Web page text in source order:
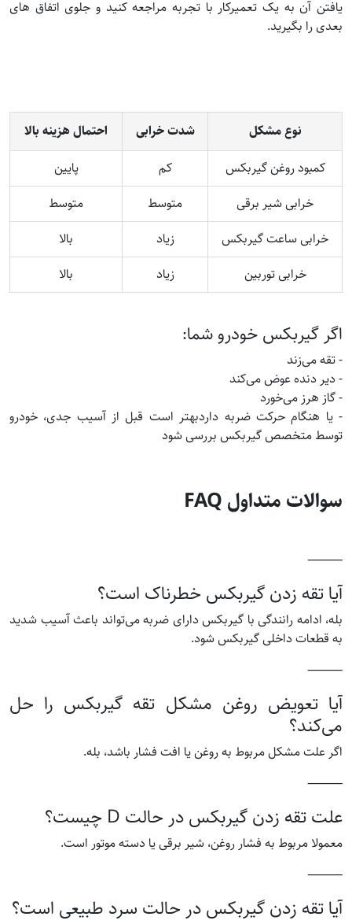
یافتن آن به یک تعمیرکار با تجربه مراجعه کنید و جلوی اتفاق های
بعدی را بگیرید.
نوع مشکل شدت خرابی
احتمال هزینه بالا
کمبود روغن گیربکس
کم
پایین
خرابی شیر برقی
متوسط
متوسط
خرابی ساعت گیربکس
زیاد
بالا
خرابی توربین
زیاد بالا
اگر گیربکس خودرو شما:
- تقه می‌زند
- دیر دنده عوض می‌کند
- گاز هرز می‌خورد
- یا هنگام حرکت ضربه داردبهتر است قبل از آسیب جدی، خودرو
توسط متخصص گیربکس بررسی شود
سوالات متداول FAQ
⸻
آیا تقه زدن گیربکس خطرناک است؟
بله، ادامه رانندگی با گیربکس دارای ضربه می‌تواند باعث آسیب شدید
به قطعات داخلی گیربکس شود.
⸻
آیا تعویض روغن مشکل تقه گیربکس را حل
می‌کند؟
اگر علت مشکل مربوط به روغن یا افت فشار باشد، بله.
⸻
علت تقه زدن گیربکس در حالت D چیست؟
معمولا مربوط به فشار روغن، شیر برقی یا دسته موتور است.
⸻
آیا تقه زدن گیربکس در حالت سرد طبیعی است؟